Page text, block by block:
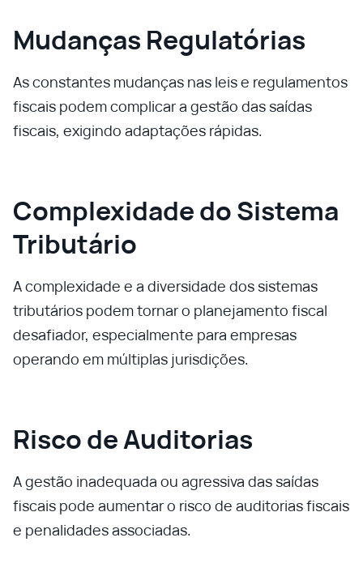
Mudanças Regulatórias
As constantes mudanças nas leis e regulamentos
fiscais podem complicar a gestão das saídas
fiscais, exigindo adaptações rápidas.
Complexidade do Sistema
Tributário
A complexidade e a diversidade dos sistemas
tributários podem tornar o planejamento fiscal
desafiador, especialmente para empresas
operando em múltiplas jurisdições.
Risco de Auditorias
A gestão inadequada ou agressiva das saídas
fiscais pode aumentar o risco de auditorias fiscais
e penalidades associadas.